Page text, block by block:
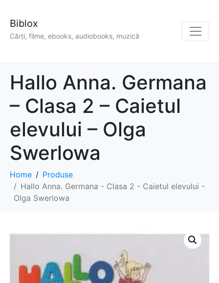
Biblox
Cărți, filme, ebooks, audiobooks, muzică
Hallo Anna. Germana
– Clasa 2 – Caietul
elevului – Olga
Swerlowa
Home
Produse
Hallo Anna. Germana - Clasa 2 - Caietul elevului -
Olga Swerlowa